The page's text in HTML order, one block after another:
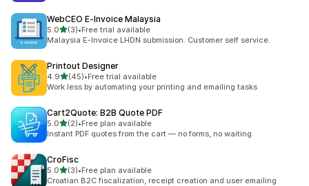
WebCEO E‑Invoice Malaysia
5.0เต็ม 5 ดาว
(3)
ทั้งหมด 3 รีวิว
•Free trial available
Malaysia E-Invoice LHDN submission. Customer self service.
Printout Designer
4.9เต็ม 5 ดาว
(45)
ทั้งหมด 45 รีวิว
•Free trial available
Work less by automating your printing and emailing tasks
Cart2Quote: B2B Quote PDF
5.0เต็ม 5 ดาว
(2)
ทั้งหมด 2 รีวิว
•Free plan available
Instant PDF quotes from the cart — no forms, no waiting.
CroFisc
5.0เต็ม 5 ดาว
(3)
ทั้งหมด 3 รีวิว
•Free plan available
Croatian B2C fiscalization, receipt creation and user emailing